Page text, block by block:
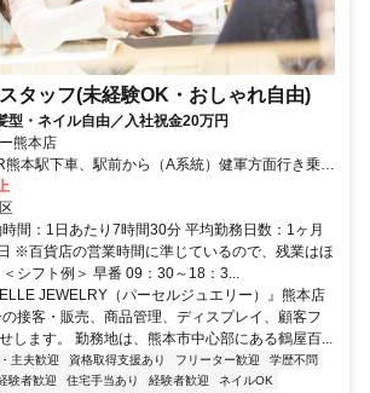
タッフ(未経験OK・おしゃれ自由)
・ネイル自由／入社祝金20万円
熊本店
熊本駅下車、駅前から（A系統）健軍方面行き乗
」または「水道町」にて下車。
間：1日あたり7時間30分 平均勤務日数：1ヶ月
※百貨店の営業時間に準じているので、残業はほ
シフト例＞ 早番 09：30～18：3...
JEWELRY（パーセルジュエリー）』熊本店
接客・販売、商品管理、ディスプレイ、顧客フ
します。 勤務地は、熊本市中心部にある鶴屋百...
主夫歓迎 資格取得支援あり フリーター歓迎
学歴不問
験者歓迎 住宅手当あり 経験者歓迎
ネイルOK